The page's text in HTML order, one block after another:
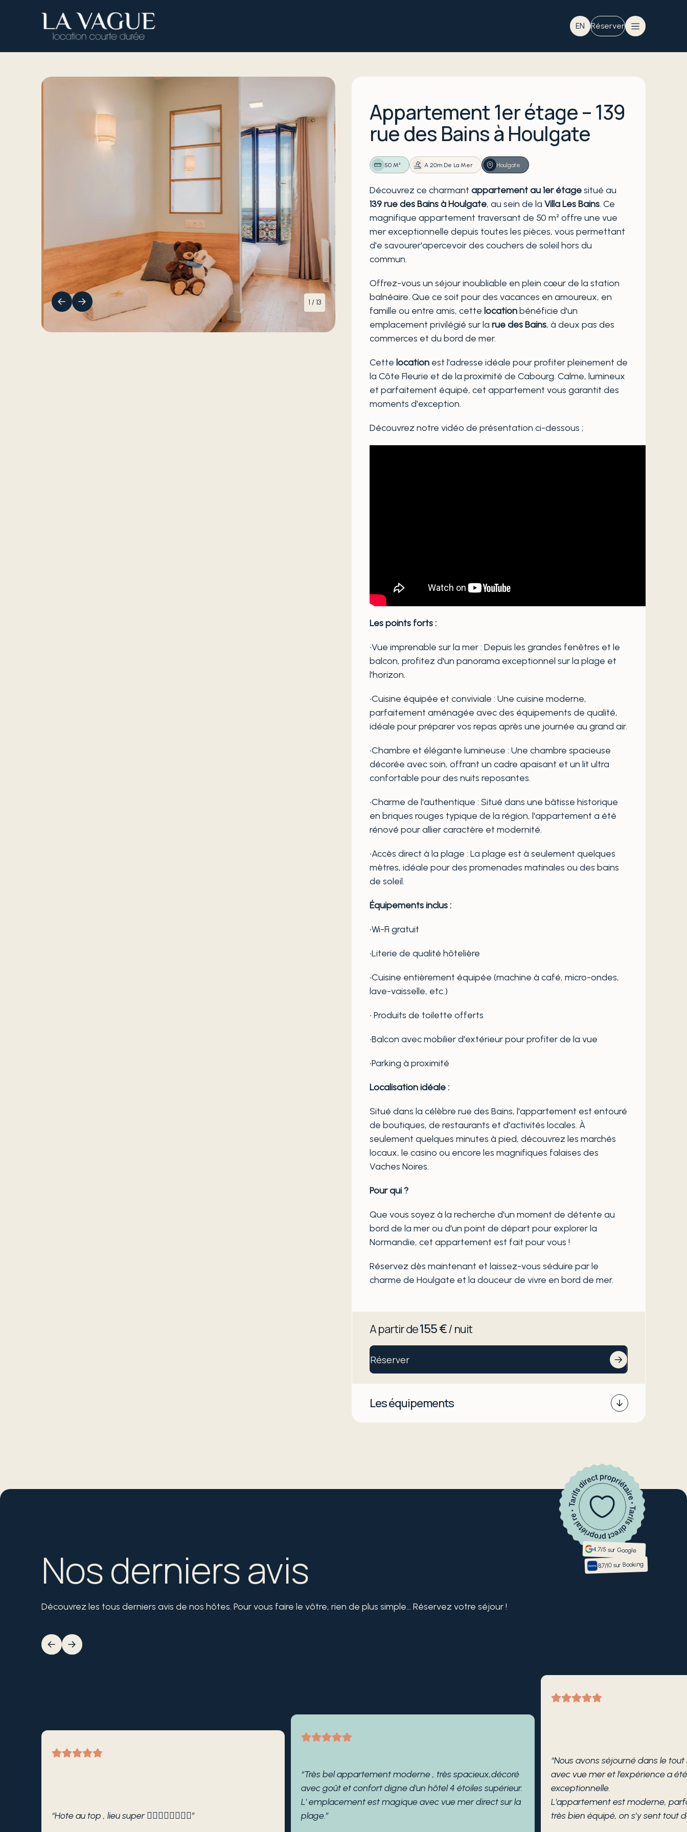
EN Réserver
1 / 13
Appartement 1er étage – 139
rue des Bains à Houlgate
50 M² A 20m De La Mer Houlgate
Découvrez ce charmant appartement au 1er étagesitué au
139 rue des Bains à Houlgate, au sein de la Villa Les Bains. Ce
magnifique appartement traversant de 50 m² offre une vue
mer exceptionnelle depuis toutes les pièces, vous permettant
d'e savourer'apercevoir des couchers de soleil hors du
commun.
Offrez-vous un séjour inoubliable en plein cœur de la station
balnéaire. Que ce soit pour des vacances en amoureux, en
famille ou entre amis, cette locationbénéficie d'un
emplacement privilégié sur la rue des Bains, à deux pas des
commerces et du bord de mer.
Cette locationest l'adresse idéale pour profiter pleinement de
la Côte Fleurie et de la proximité de Cabourg. Calme, lumineux
et parfaitement équipé, cet appartement vous garantit des
moments d'exception.
Découvrez notre vidéo de présentation ci-dessous ;
Les points forts :
•Vue imprenable sur la mer : Depuis les grandes fenêtres et le
balcon, profitez d'un panorama exceptionnel sur la plage et
l'horizon.
•Cuisine équipée et conviviale : Une cuisine moderne,
parfaitement aménagée avec des équipements de qualité,
idéale pour préparer vos repas après une journée au grand air.
•Chambre et élégante lumineuse : Une chambre spacieuse
décorée avec soin, offrant un cadre apaisant et un lit ultra
confortable pour des nuits reposantes.
•Charme de l'authentique : Situé dans une bâtisse historique
en briques rouges typique de la région, l'appartement a été
rénové pour allier caractère et modernité.
•Accès direct à la plage : La plage est à seulement quelques
mètres, idéale pour des promenades matinales ou des bains
de soleil.
Équipements inclus :
•Wi-Fi gratuit
•Literie de qualité hôtelière
•Cuisine entièrement équipée (machine à café, micro-ondes,
lave-vaisselle, etc.)
• Produits de toilette offerts
•Balcon avec mobilier d'extérieur pour profiter de la vue
•Parking à proximité
Localisation idéale :
Situé dans la célèbre rue des Bains, l'appartement est entouré
de boutiques, de restaurants et d'activités locales. À
seulement quelques minutes à pied, découvrez les marchés
locaux, le casino ou encore les magnifiques falaises des
Vaches Noires.
Pour qui ?
Que vous soyez à la recherche d'un moment de détente au
bord de la mer ou d'un point de départ pour explorer la
Normandie, cet appartement est fait pour vous !
Réservez dès maintenant et laissez-vous séduire par le
charme de Houlgate et la douceur de vivre en bord de mer.
A partir de155 €/ nuit
Réserver
Les équipements
4.7/5 sur Google
8,7/10 sur Booking
Nos derniers avis
Découvrez les tous derniers avis de nos hôtes. Pour vous faire le vôtre, rien de plus simple… Réservez votre séjour !
“Hote au top , lieu super 👍🏽👍🏽👍🏽👍🏽”
“Très bel appartement moderne , très spacieux,décoré
avec goût et confort digne d'un hôtel 4 étoiles supérieur.
L' emplacement est magique avec vue mer direct sur la
plage.”
“Nous avons séjourné dans le
avec vue mer et l’expérience a
exceptionnelle.
L’appartement est moderne,
très bien équipé, on s’y sent tout